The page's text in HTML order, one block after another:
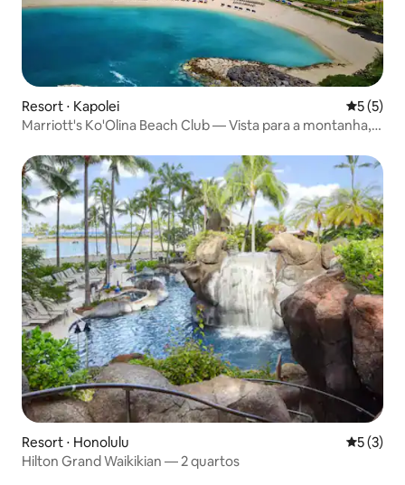
Resort ⋅ Kapolei 5 de
5 (5)
Marriott's Ko'Olina Beach Club — Vista para a montanha, 1
Resort ⋅ Honolulu 5 de
5 (3)
Hilton Grand Waikikian — 2 quartos